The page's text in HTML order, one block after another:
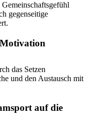
Gemeinschaftsgefühl
gegenseitige
das Setzen
und den Austausch mit
auf die